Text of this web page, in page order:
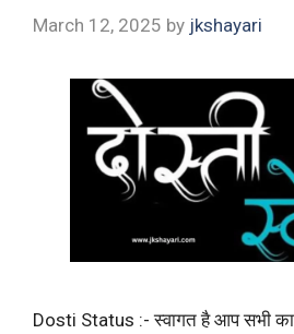
March 12, 2025 by jkshayari
Dosti Status :- स्वागत है आप सभी